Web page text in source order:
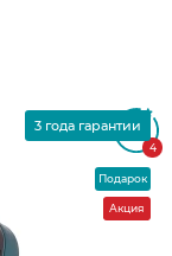
4.8
4
3 года гарантии
Подарок
Акция